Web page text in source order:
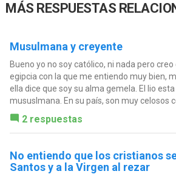
MÁS RESPUESTAS
Musulmana y creyente
Bueno yo no soy católico, ni nada pero creo
egipcia con la que me entiendo muy bien,
ella dice que soy su alma gemela. El lio
mususlmana. En su país, son muy celosos
2 respuestas
No entiendo que los cristianos
Santos y a la Virgen al rezar